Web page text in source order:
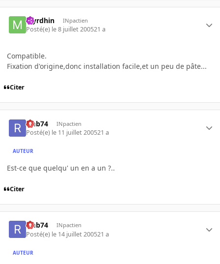
Myrdhin INpactien
Posté(e) le 8 juillet 200521 a
Compatible.
Fixation d'origine,donc installation facile,et un peu de pâte...
Citer
rmb74 INpactien
Posté(e) le 11 juillet 200521 a
AUTEUR
Est-ce que quelqu' un en a un ?..
Citer
rmb74 INpactien
Posté(e) le 14 juillet 200521 a
AUTEUR